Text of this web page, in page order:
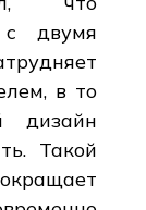
с двумя
в то
дизайн
Такой